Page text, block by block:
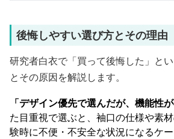
後悔しやすい選び方とその理由
研究者白衣で「買って後悔した」と
とその原因を解説します。
「デザイン優先で選んだが、機能性
た目重視で選ぶと、袖口の仕様や素
験時に不便・不安全な状況になるケ